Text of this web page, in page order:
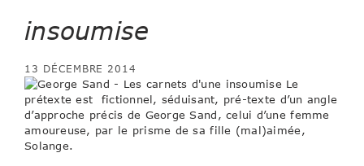
insoumise
13 DÉCEMBRE 2014
Le
prétexte est fictionnel, séduisant, pré-texte d’un angle
d’approche précis de George Sand, celui d’une femme
amoureuse, par le prisme de sa fille (mal)aimée,
Solange.